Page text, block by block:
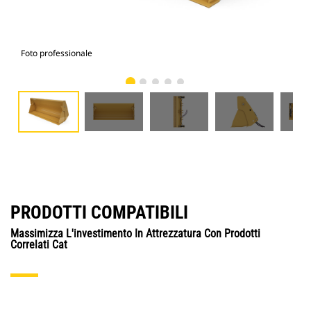
Foto professionale
PRODOTTI COMPATIBILI
Massimizza L'investimento In Attrezzatura Con Prodotti
Correlati Cat